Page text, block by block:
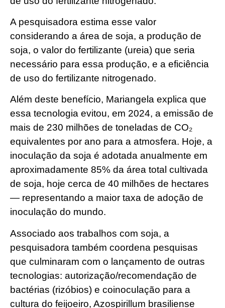
A pesquisadora estima esse valor
considerando a área de soja, a produção de
soja, o valor do fertilizante (ureia) que seria
necessário para essa produção, e a eficiência
de uso do fertilizante nitrogenado.
Além deste benefício, Mariangela explica que
essa tecnologia evitou, em 2024, a emissão de
mais de 230 milhões de toneladas de CO₂
equivalentes por ano para a atmosfera. Hoje, a
inoculação da soja é adotada anualmente em
aproximadamente 85% da área total cultivada
de soja, hoje cerca de 40 milhões de hectares
— representando a maior taxa de adoção de
inoculação do mundo.
Associado aos trabalhos com soja, a
pesquisadora também coordena pesquisas
que culminaram com o lançamento de outras
tecnologias: autorização/recomendação de
bactérias (rizóbios) e coinoculação para a
cultura do feijoeiro, Azospirillum brasiliense